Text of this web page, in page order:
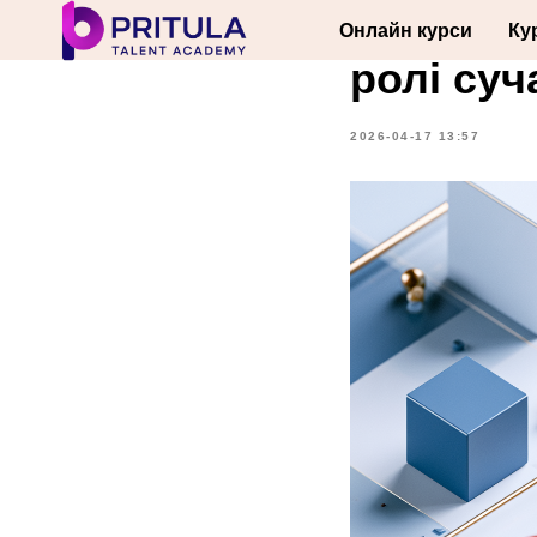
Онлайн курси
Chief
ролі
2026-04-17 13:57